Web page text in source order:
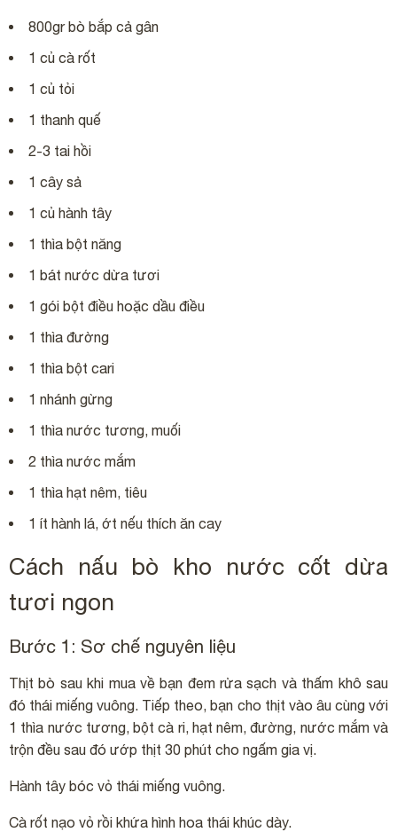
800gr bò bắp cả gân
1 củ cà rốt
1 củ tỏi
1 thanh quế
2-3 tai hồi
1 cây sả
1 củ hành tây
1 thìa bột năng
1 bát nước dừa tươi
1 gói bột điều hoặc dầu điều
1 thìa đường
1 thìa bột cari
1 nhánh gừng
1 thìa nước tương, muối
2 thìa nước mắm
1 thìa hạt nêm, tiêu
1 ít hành lá, ớt nếu thích ăn cay
Cách nấu bò kho nước cốt dừa
tươi ngon
Bước 1: Sơ chế nguyên liệu
Thịt bò sau khi mua về bạn đem rửa sạch và thấm khô sau
đó thái miếng vuông. Tiếp theo, bạn cho thịt vào âu cùng với
1 thìa nước tương, bột cà ri, hạt nêm, đường, nước mắm và
trộn đều sau đó ướp thịt 30 phút cho ngấm gia vị.
Hành tây bóc vỏ thái miếng vuông.
Cà rốt nạo vỏ rồi khứa hình hoa thái khúc dày.